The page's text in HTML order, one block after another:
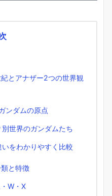
とアナザー2つの世界観
ンダムの原点
世界のガンダムたち
をわかりやすく比較
と特徴
W・X